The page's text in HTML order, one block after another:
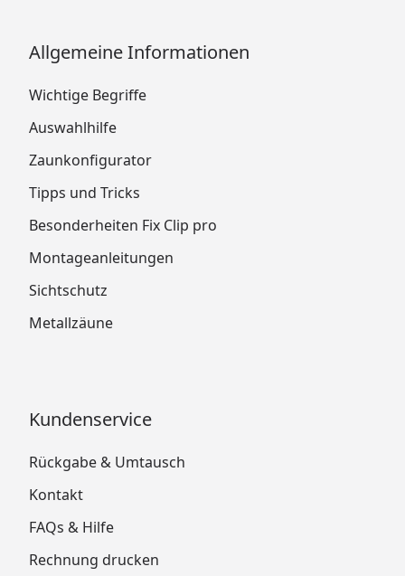
Allgemeine Informationen
Wichtige Begriffe
Auswahlhilfe
Zaunkonfigurator
Tipps und Tricks
Besonderheiten Fix Clip pro
Montageanleitungen
Sichtschutz
Metallzäune
Kundenservice
Rückgabe & Umtausch
Kontakt
FAQs & Hilfe
Rechnung drucken